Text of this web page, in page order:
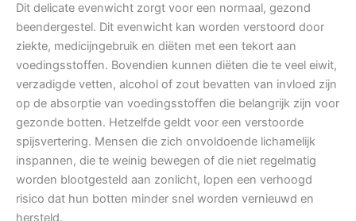
Dit delicate evenwicht zorgt voor een normaal, gezond
beendergestel. Dit evenwicht kan worden verstoord door
ziekte, medicijngebruik en diëten met een tekort aan
voedingsstoffen. Bovendien kunnen diëten die te veel eiwit,
verzadigde vetten, alcohol of zout bevatten van invloed zijn
op de absorptie van voedingsstoffen die belangrijk zijn voor
gezonde botten. Hetzelfde geldt voor een verstoorde
spijsvertering. Mensen die zich onvoldoende lichamelijk
inspannen, die te weinig bewegen of die niet regelmatig
worden blootgesteld aan zonlicht, lopen een verhoogd
risico dat hun botten minder snel worden vernieuwd en
hersteld.